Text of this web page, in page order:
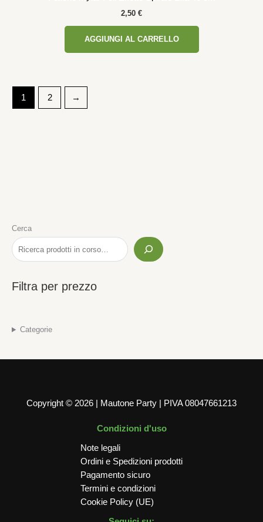
Cerca
Filtra per prezzo
Categorie
2,50 €
AGGIUNGI AL CARRELLO
1 2 →
Copyright © 2026 | Mautone Party | PIVA 08047661213
Condizioni d'uso
Note legali
Ordini e Spedizioni prodotti
Pagamento sicuro
Termini e condizioni
Cookie Policy (UE)